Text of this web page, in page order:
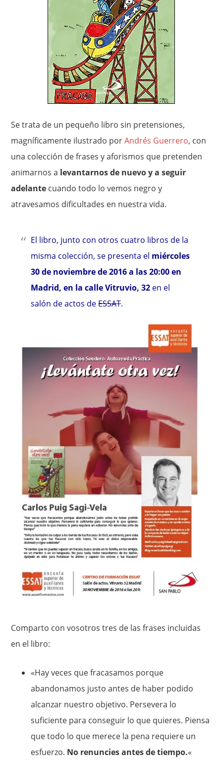
Se trata de un pequeño libro sin pretensiones,
magníficamente ilustrado porAndrés Guerrero, con
una colección de frases y aforismos que pretenden
animarnos a levantarnos de nuevo y a seguir
adelante cuando todo lo vemos negro y
atravesamos dificultades en nuestra vida.
El libro, junto con otros cuatro libros de la
misma colección, se presenta el miércoles
30 de noviembre de 2016 a las 20:00 en
Madrid, en la calle Vitruvio, 32 en el
salón de actos deESSAT.
Comparto con vosotros tres de las frases incluidas
en el libro:
«Hay veces que fracasamos porque
abandonamos justo antes de haber podido
alcanzar nuestro objetivo. Persevera lo
suficiente para conseguir lo que quieres. Piensa
que todo lo que merece la pena requiere un
esfuerzo. No renuncies antes de tiempo.«